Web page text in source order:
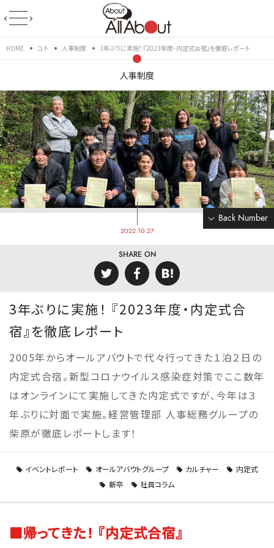
HOME コト 人事制度 3年ぶりに実施！ 『2023年度・内定式合宿』を徹底レポート
人事制度
Back Number
2022.10.27
SHARE ON
3年ぶりに実施！ 『2023年度・内定式合
宿』を徹底レポート
2005年からオールアバウトで代々行ってきた１泊２日の
内定式合宿。新型コロナウイルス感染症対策でここ数年
はオンラインにて実施してきた内定式ですが、今年は３
年ぶりに対面で実施。経営管理部 人事総務グループの
柴原が徹底レポートします！
イベントレポート オールアバウトグループ カルチャー
内定式
新卒
社員コラム
■帰ってきた！ 『内定式合宿』